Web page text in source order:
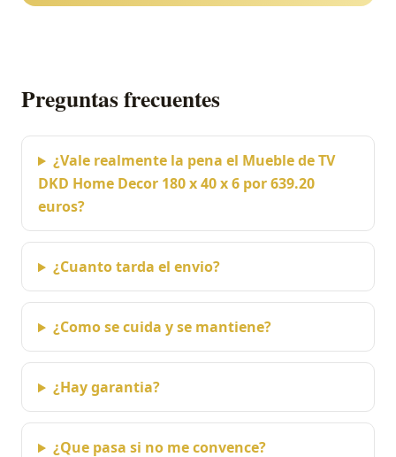
Preguntas frecuentes
¿Vale realmente la pena el Mueble de TV
DKD Home Decor 180 x 40 x 6 por 639.20
euros?
¿Cuanto tarda el envio?
¿Como se cuida y se mantiene?
¿Hay garantia?
¿Que pasa si no me convence?